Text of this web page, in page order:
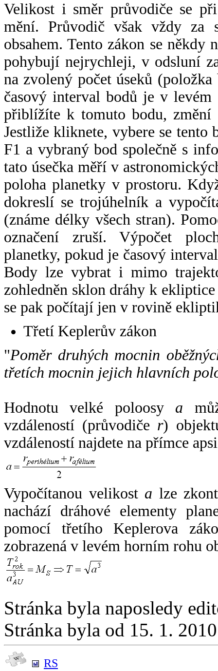
Velikost i směr průvodiče se
mění. Průvodič však vždy za
obsahem. Tento zákon se někdy
pohybují nejrychleji, v odsluní
na zvolený počet úseků
časový interval bodů je v
přiblížíte k tomuto bodu,
Jestliže kliknete, vybere se tento
F1 a vybraný bod společně s
tato úsečka měří v
poloha planetky v prostoru.
dokreslí se trojúhelník a
(známe délky všech stran).
označení zruší. Výpočet
planetky, pokud je časový
Body lze vybrat i mimo
zohledněn sklon dráhy k
se pak počítají jen v rovině
Třetí Keplerův zákon
"Poměr druhých mocnin
třetích mocnin jejich hlavních
Hodnotu velké poloosy a
vzdáleností (průvodiče r)
vzdáleností najdete na přímce
Vypočítanou velikost a lze
nachází dráhové elementy
pomocí třetího Keplerova
zobrazená v levém horním rohu
Stránka byla naposledy
Stránka byla od 15. 1.
RS